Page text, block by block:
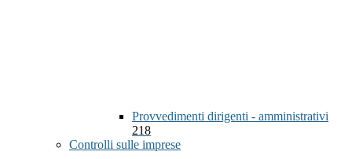
Provvedimenti dirigenti - amministrativi
218
Controlli sulle imprese